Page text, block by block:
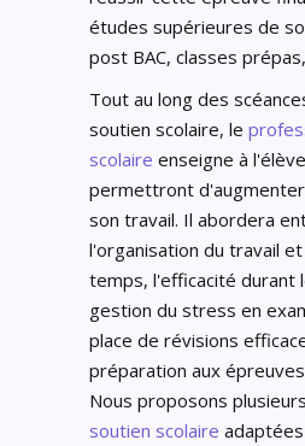
études supérieures de
post BAC, classes
Tout au long des
soutien scolaire, le
scolaire enseigne à
permettront
son travail. Il abordera
l'organisation du travail
temps, l'efficacité durant
gestion du stress en
place de révisions
préparation aux
Nous proposons plusieurs
soutien scolaire